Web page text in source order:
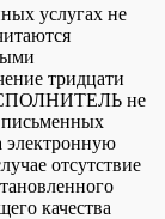
услугах не
тридцати
ИСПОЛНИТЕЛЬ не
электронную
отсутствие
качества